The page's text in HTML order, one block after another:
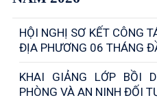
HỘI NGHỊ SƠ KẾT CÔNG
ĐỊA PHƯƠNG 06 THÁNG
KHAI GIẢNG LỚP BỒI
PHÒNG VÀ AN NINH ĐỐI